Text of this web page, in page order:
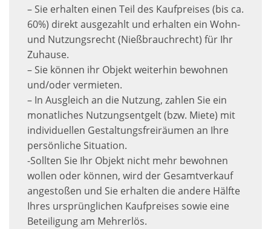
– Sie erhalten einen Teil des Kaufpreises (bis ca.
60%) direkt ausgezahlt und erhalten ein Wohn-
und Nutzungsrecht (Nießbrauchrecht) für Ihr
Zuhause.
– Sie können ihr Objekt weiterhin bewohnen
und/oder vermieten.
– In Ausgleich an die Nutzung, zahlen Sie ein
monatliches Nutzungsentgelt (bzw. Miete) mit
individuellen Gestaltungsfreiräumen an Ihre
persönliche Situation.
-Sollten Sie Ihr Objekt nicht mehr bewohnen
wollen oder können, wird der Gesamtverkauf
angestoßen und Sie erhalten die andere Hälfte
Ihres ursprünglichen Kaufpreises sowie eine
Beteiligung am Mehrerlös.